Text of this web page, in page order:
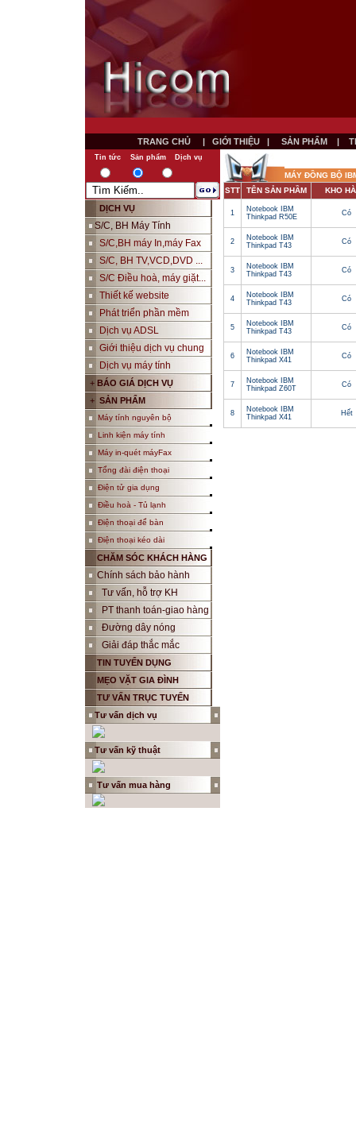
TRANG CHỦ | GIỚI THIỆU| SẢN PHẨM |
Tin tức Sản phẩm Dịch vụ
DỊCH VỤ
S/C, BH Máy Tính
S/C,BH máy In,máy Fax
S/C, BH TV,VCD,DVD ...
S/C Điều hoà, máy giặt...
Thiết kế website
Phát triển phần mềm
Dịch vụ ADSL
Giới thiệu dịch vụ chung
Dịch vụ máy tính
+ BÁO GIÁ DỊCH VỤ
+ SẢN PHẨM
Máy tính nguyên bộ
Linh kiện máy tính
Máy in-quét máyFax
Tổng đài điện thoại
Điện tử gia dụng
Điều hoà - Tủ lạnh
Điện thoại để bàn
Điện thoại kéo dài
CHĂM SÓC KHÁCH HÀNG
Chính sách bảo hành
Tư vấn, hỗ trợ KH
PT thanh toán-giao hàng
Đường dây nóng
Giải đáp thắc mắc
TIN TUYỂN DỤNG
MẸO VẶT GIA ĐÌNH
TƯ VẤN TRỤC TUYẾN
Tư vấn dịch vụ
Tư vấn kỹ thuật
Tư vấn mua hàng
MÁY ĐỒNG BỘ
STT
TÊN SẢN PHẦM KHO
1
Notebook IBM
Thinkpad R50E
Có
2
Notebook IBM
Thinkpad T43
Có
3
Notebook IBM
Thinkpad T43
Có
4
Notebook IBM
Thinkpad T43
Có
5
Notebook IBM
Thinkpad T43
Có
6
Notebook IBM
Thinkpad X41
Có
7
Notebook IBM
Thinkpad Z60T
Có
8
Notebook IBM
Thinkpad X41
Hết